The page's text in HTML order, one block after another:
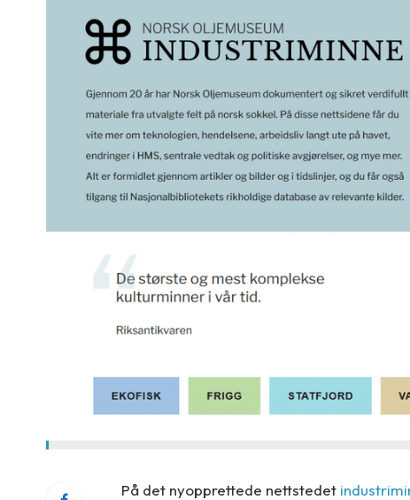
På det nyopprettede nettstedet